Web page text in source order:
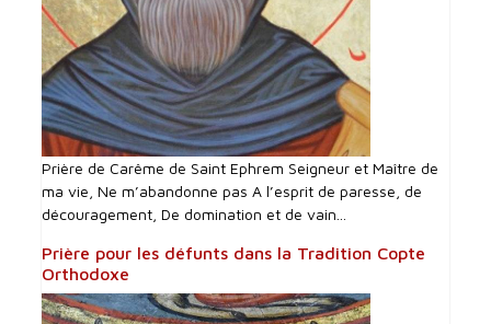
Prière de Carême de Saint Ephrem Seigneur et Maître de
ma vie, Ne m’abandonne pas A l’esprit de paresse, de
découragement, De domination et de vain...
Prière pour les défunts dans la Tradition Copte
Orthodoxe